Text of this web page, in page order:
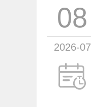
08
2026-07